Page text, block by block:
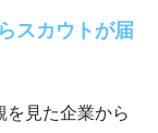
スカウトが届
を見た企業から